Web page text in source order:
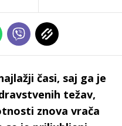
časi, saj ga je
težav,
znova vrača